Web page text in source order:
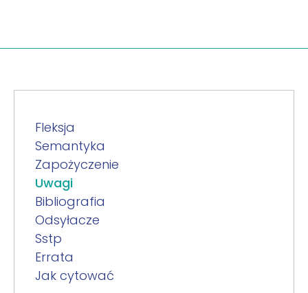
Fleksja
Semantyka
Zapożyczenie
Uwagi
Bibliografia
Odsyłacze
Sstp
Errata
Jak cytować